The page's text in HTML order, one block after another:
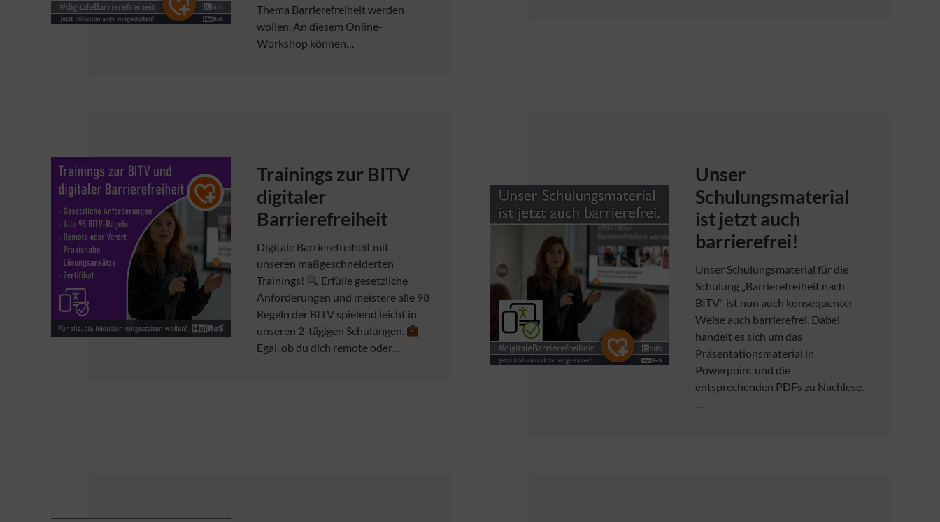
Thema Barrierefreiheit werden
wollen. An diesem Online-
Workshop können…
Trainings zur BITV
digitaler
Barrierefreiheit
Digitale Barrierefreiheit mit
unseren maßgeschneiderten
Trainings!
Erfülle gesetzliche
Anforderungen und meistere alle 98
Regeln der BITV spielend leicht in
unseren 2-tägigen Schulungen.
Egal, ob du dich remote oder…
Unser
Schulungsmaterial
ist jetzt auch
barrierefrei!
Unser Schulungsmaterial für die
Schulung „Barrierefreiheit nach
BITV“ ist nun auch konsequenter
Weise auch barrierefrei. Dabei
handelt es sich um das
Präsentationsmaterial in
Powerpoint und die
entsprechenden PDFs zu Nachlese.
…